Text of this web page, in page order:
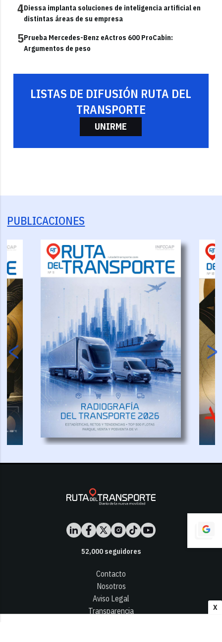
X
4Diessa implanta soluciones de inteligencia artificial en
distintas áreas de su empresa
5Prueba Mercedes-Benz eActros 600 ProCabin:
Argumentos de peso
LISTAS DE DIFUSIÓN RUTA DEL
TRANSPORTE
UNIRME
PUBLICACIONES
52,000seguidores
Contacto
Nosotros
Aviso Legal
Transparencia